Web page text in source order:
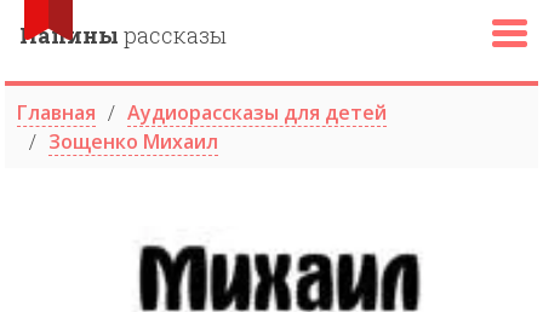
Папины рассказы
Главная
Аудиорассказы для детей
Зощенко Михаил